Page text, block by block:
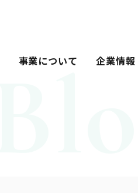
事業について 企業情報